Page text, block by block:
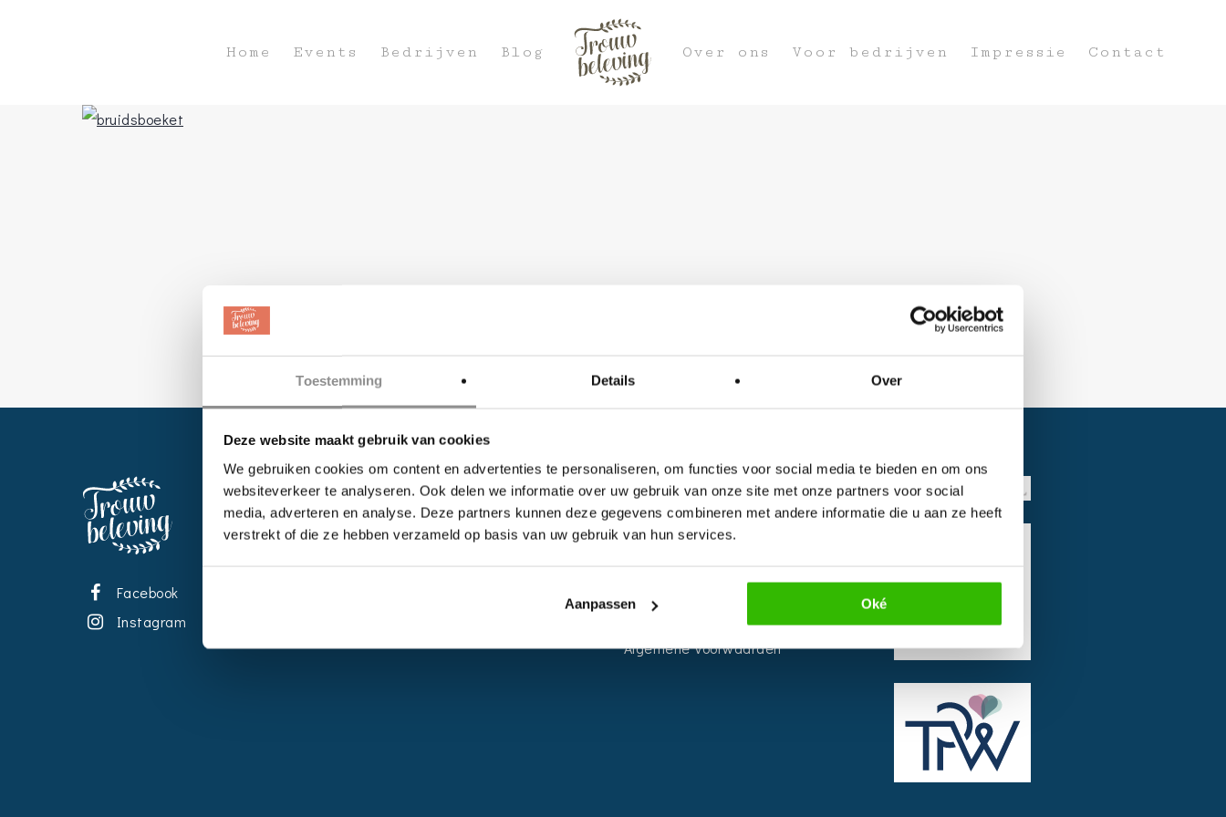
Toestemming Details Over
Deze website maakt gebruik van cookies
We gebruiken cookies om content en advertenties te personaliseren, om functies voor social media te bieden en om ons
websiteverkeer te analyseren. Ook delen we informatie over uw gebruik van onze site met onze partners voor social
media, adverteren en analyse. Deze partners kunnen deze gegevens combineren met andere informatie die u aan ze heeft
verstrekt of die ze hebben verzameld op basis van uw gebruik van hun services.
Aanpassen Oké
Home Events Bedrijven Blog Over ons Voor bedrijven Impressie Contact
Facebook
Instagram
EVENTS
Kalender
INFORMATIE
Voor Bedrijven
Privacy Voorwaarden
Algemene Voorwaarden